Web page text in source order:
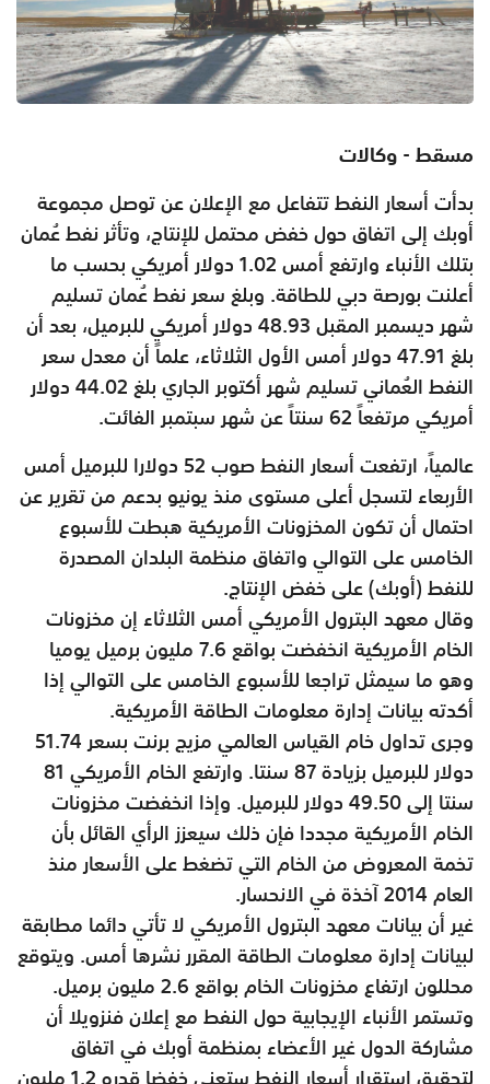
مسقط - وكالات
بدأت أسعار النفط تتفاعل مع الإعلان عن توصل مجموعة
أوبك إلى اتفاق حول خفض محتمل للإنتاج، وتأثر نفط عُمان
بتلك الأنباء وارتفع أمس 1.02 دولار أمريكي بحسب ما
أعلنت بورصة دبي للطاقة. وبلغ سعر نفط عُمان تسليم
شهر ديسمبر المقبل 48.93 دولار أمريكي للبرميل، بعد أن
بلغ 47.91 دولار أمس الأول الثلاثاء، علماً أن معدل سعر
النفط العُماني تسليم شهر أكتوبر الجاري بلغ 44.02 دولار
أمريكي مرتفعاً 62 سنتاً عن شهر سبتمبر الفائت.
عالمياً، ارتفعت أسعار النفط صوب 52 دولارا للبرميل أمس
الأربعاء لتسجل أعلى مستوى منذ يونيو بدعم من تقرير عن
احتمال أن تكون المخزونات الأمريكية هبطت للأسبوع
الخامس على التوالي واتفاق منظمة البلدان المصدرة
للنفط (أوبك) على خفض الإنتاج.
وقال معهد البترول الأمريكي أمس الثلاثاء إن مخزونات
الخام الأمريكية انخفضت بواقع 7.6 مليون برميل يوميا
وهو ما سيمثل تراجعا للأسبوع الخامس على التوالي إذا
أكدته بيانات إدارة معلومات الطاقة الأمريكية.
وجرى تداول خام القياس العالمي مزيج برنت بسعر 51.74
دولار للبرميل بزيادة 87 سنتا. وارتفع الخام الأمريكي 81
سنتا إلى 49.50 دولار للبرميل. وإذا انخفضت مخزونات
الخام الأمريكية مجددا فإن ذلك سيعزز الرأي القائل بأن
تخمة المعروض من الخام التي تضغط على الأسعار منذ
العام 2014 آخذة في الانحسار.
غير أن بيانات معهد البترول الأمريكي لا تأتي دائما مطابقة
لبيانات إدارة معلومات الطاقة المقرر نشرها أمس. ويتوقع
محللون ارتفاع مخزونات الخام بواقع 2.6 مليون برميل.
وتستمر الأنباء الإيجابية حول النفط مع إعلان فنزويلا أن
مشاركة الدول غير الأعضاء بمنظمة أوبك في اتفاق